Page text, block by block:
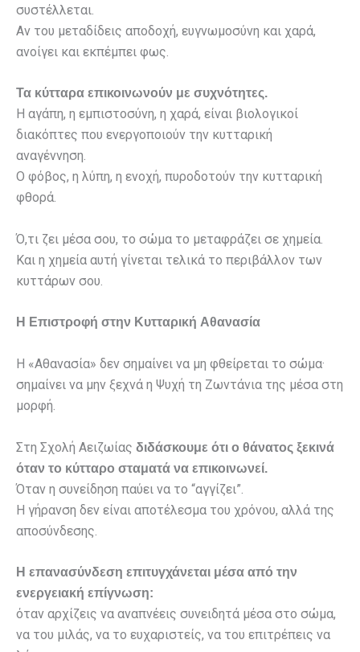
συστέλλεται.
Αν του μεταδίδεις αποδοχή, ευγνωμοσύνη και χαρά,
ανοίγει και εκπέμπει φως.
Τα κύτταρα επικοινωνούν με συχνότητες.
Η αγάπη, η εμπιστοσύνη, η χαρά, είναι βιολογικοί
διακόπτες που ενεργοποιούν την κυτταρική
αναγέννηση.
Ο φόβος, η λύπη, η ενοχή, πυροδοτούν την κυτταρική
φθορά.
Ό,τι ζει μέσα σου, το σώμα το μεταφράζει σε χημεία.
Και η χημεία αυτή γίνεται τελικά το περιβάλλον των
κυττάρων σου.
Η Επιστροφή στην Κυτταρική Αθανασία
Η «Αθανασία» δεν σημαίνει να μη φθείρεται το σώμα·
σημαίνει να μην ξεχνά η Ψυχή τη Ζωντάνια της μέσα στη
μορφή.
Στη Σχολή Αειζωίας διδάσκουμε ότι ο θάνατος ξεκινά
όταν το κύτταρο σταματά να επικοινωνεί.
Όταν η συνείδηση παύει να το “αγγίζει”.
Η γήρανση δεν είναι αποτέλεσμα του χρόνου, αλλά της
αποσύνδεσης.
Η επανασύνδεση επιτυγχάνεται μέσα από την
ενεργειακή επίγνωση:
όταν αρχίζεις να αναπνέεις συνειδητά μέσα στο σώμα,
να του μιλάς, να το ευχαριστείς, να του επιτρέπεις να